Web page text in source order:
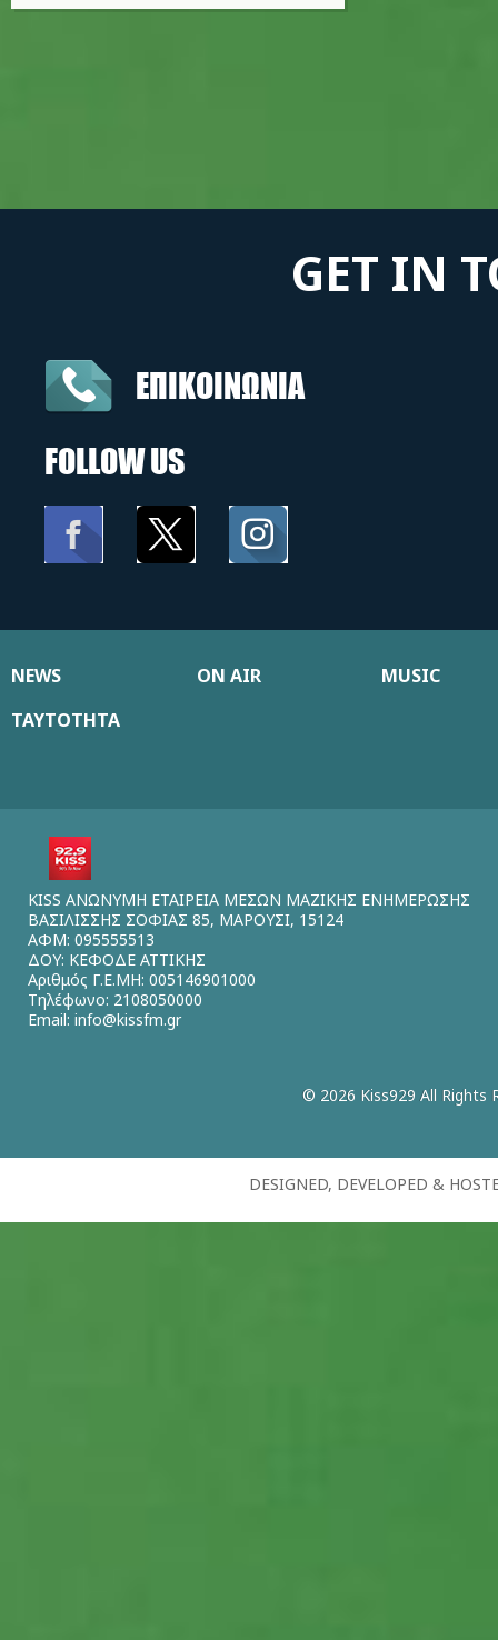
GET IN
ΕΠΙΚΟΙΝΩΝΙΑ
FOLLOW US
NEWS ON AIR
MUSIC
ΤΑΥΤΟΤΗΤΑ
KISS ΑΝΩΝΥΜΗ ΕΤΑΙΡΕΙΑ ΜΕΣΩΝ ΜΑΖΙΚΗΣ ΕΝΗΜΕΡΩΣΗΣ
ΒΑΣΙΛΙΣΣΗΣ ΣΟΦΙΑΣ 85, ΜΑΡΟΥΣΙ, 15124
ΑΦΜ: 095555513
ΔΟΥ: ΚΕΦΟΔΕ ΑΤΤΙΚΗΣ
Αριθμός Γ.Ε.ΜΗ: 005146901000
Τηλέφωνο: 2108050000
Email: info@kissfm.gr
© 2026 Kiss929 All Rights
DESIGNED, DEVELOPED &